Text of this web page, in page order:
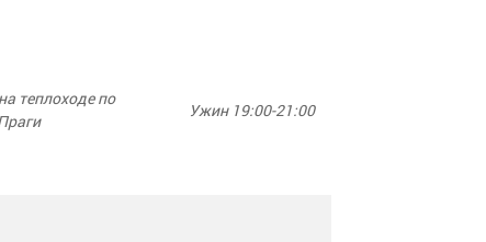
теплоходе по
Ужин 19:00-21:00